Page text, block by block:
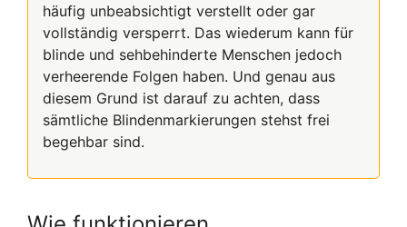
häufig unbeabsichtigt verstellt oder gar
vollständig versperrt. Das wiederum kann für
blinde und sehbehinderte Menschen jedoch
verheerende Folgen haben. Und genau aus
diesem Grund ist darauf zu achten, dass
sämtliche Blindenmarkierungen stehst frei
begehbar sind.